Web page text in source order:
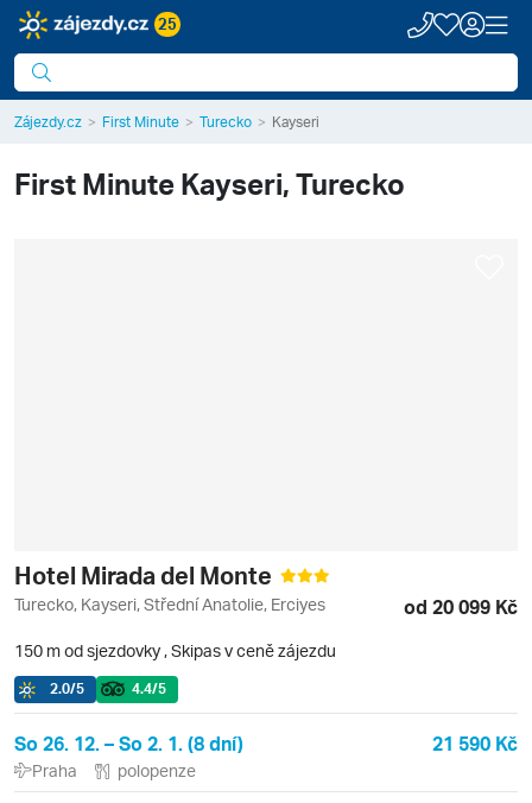
25
Zájezdy.cz First Minute Turecko Kayseri
First MinuteKayseri, Turecko
Hotel Mirada del Monte
Turecko, Kayseri, Střední Anatolie, Erciyes od 20 099 Kč
150 m od sjezdovky ,Skipas v ceně zájezdu
2.0/5 4.4/5
So 26. 12. – So 2. 1. (8 dní) 21 590 Kč
Praha polopenze